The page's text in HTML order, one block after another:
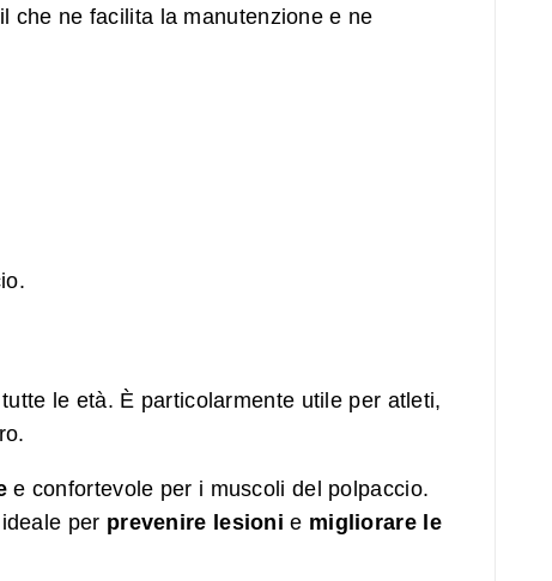
che ne facilita la manutenzione e ne
le età. È particolarmente utile per atleti,
e confortevole per i muscoli del polpaccio.
per prevenire lesioni e migliorare le